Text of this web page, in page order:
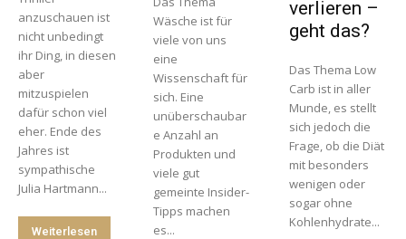
anzuschauen ist
nicht unbedingt
ihr Ding, in diesen
aber
mitzuspielen
dafür schon viel
eher. Ende des
Jahres ist
sympathische
Julia Hartmann...
Weiterlesen
Wäsche ist für
viele von uns
eine
Wissenschaft für
sich. Eine
unüberschaubar
e Anzahl an
Produkten und
viele gut
gemeinte Insider-
Tipps machen
es...
verlieren –
geht das?
Das Thema Low
Carb ist in aller
Munde, es stellt
sich jedoch die
Frage, ob die Diät
mit besonders
wenigen oder
sogar ohne
Kohlenhydrate...